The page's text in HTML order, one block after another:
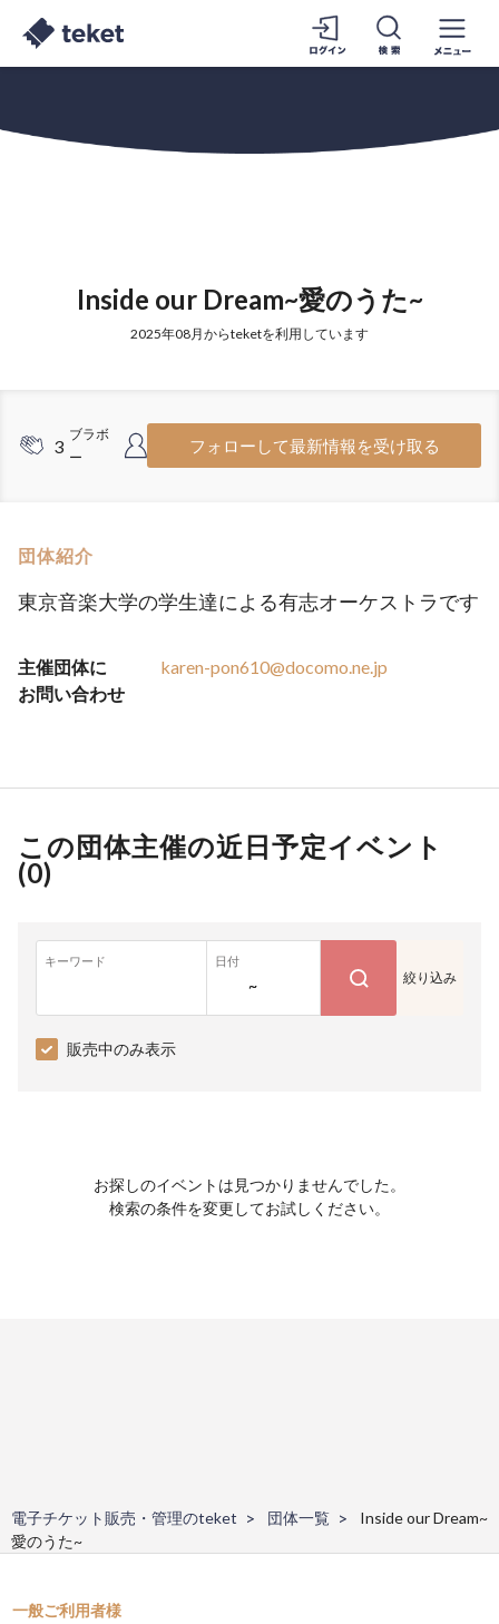
Inside our Dream~愛のうた~
2025年08月からteketを利用しています
3
ブラボ
ー
ー
フォローして最新情報を受け取る
団体紹介
東京音楽大学の学生達による有志オーケストラです
主催団体に
お問い合わせ
karen-pon610@docomo.ne.jp
この団体主催の近日予定イベント
(0)
キーワード 日付
~ 絞り込み
販売中のみ表示
お探しのイベントは見つかりませんでした。
検索の条件を変更してお試しください。
電子チケット販売・管理のteket 団体一覧
Inside our Dream~
愛のうた~
一般ご利用者様